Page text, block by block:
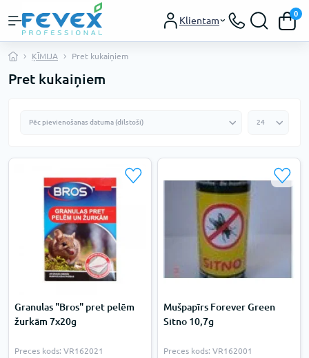
Klientam
0
ĶĪMIJA Pret kukaiņiem
Pret kukaiņiem
Granulas "Bros" pret pelēm
žurkām 7x20g
Preces kods: VR162021
Mušpapīrs Forever Green
Sitno 10,7g
Preces kods: VR162001